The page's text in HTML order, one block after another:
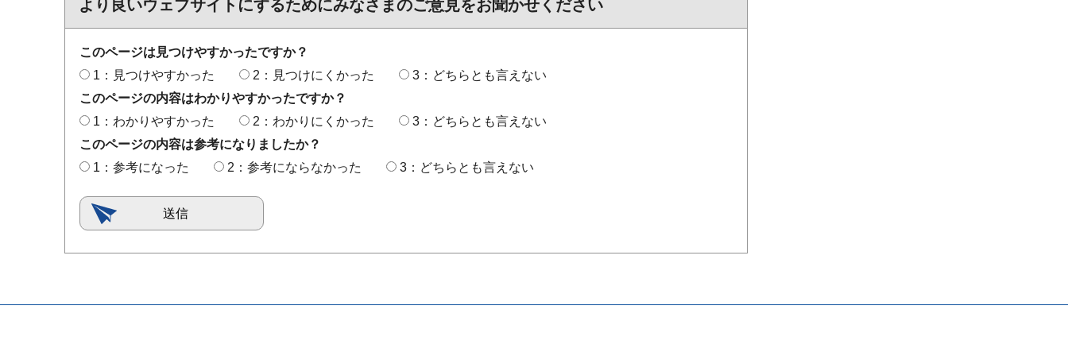
より良いウェブサイトにするためにみなさまのご意見をお聞かせください
このページは見つけやすかったですか？
1：見つけやすかった
2：見つけにくかった
3：どちらとも言えない
このページの内容はわかりやすかったですか？
1：わかりやすかった
2：わかりにくかった
3：どちらとも言えない
このページの内容は参考になりましたか？
1：参考になった
2：参考にならなかった 3：どちらとも言えない